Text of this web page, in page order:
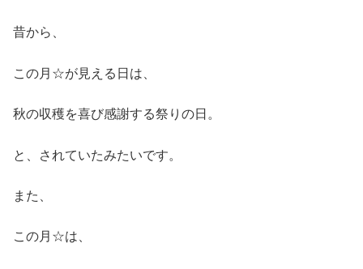
昔から、
この月☆が見える日は、
秋の収穫を喜び感謝する祭りの日。
と、されていたみたいです。
また、
この月☆は、